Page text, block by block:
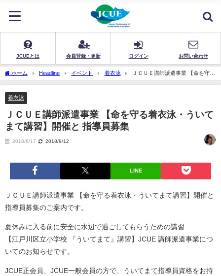
JCUEとは 会員登録・更新 ログイン お問い合わせ
ホーム Headline イベント 着衣泳
ＪＣＵＥ講師派遣事業 【命を守る
着衣泳・ういてまて講習】開催と 指導員募集
着衣泳
ＪＣＵＥ講師派遣事業 【命を守る着衣泳・ういて
まて講習】開催と 指導員募集
2018/6/17 2018/9/12
LINE
ＪＣＵＥ講師派遣事業 【命を守る着衣泳・ういてまて講習】開催と
指導員募集のご案内です。
夏休みに入る前に安全に水辺で過ごしてもらうための講習
【江戸川区立小学校 『ういてまて』講習】JCUE 講師派遣事業につ
いてのお知らせです。
JCUE正会員、JCUE一般会員の方で、ういてまて指導員資格をお持